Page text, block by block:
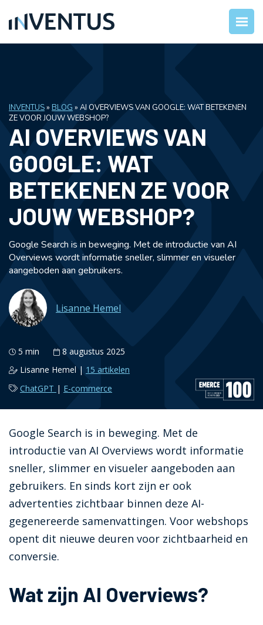
INVENTUS» BLOG » AI OVERVIEWS VAN GOOGLE: WAT BETEKENEN
ZE VOOR JOUW WEBSHOP?
AI OVERVIEWS VAN
GOOGLE: WAT
BETEKENEN ZE VOOR
JOUW WEBSHOP?
Google Search is in beweging. Met de introductie van AI
Overviews wordt informatie sneller, slimmer en visueler
aangeboden aan gebruikers.
Lisanne Hemel
5 min
8 augustus 2025
Lisanne Hemel | 15 artikelen
ChatGPT
E-commerce
Google Search is in beweging. Met de
introductie van AI Overviews wordt informatie
sneller, slimmer en visueler aangeboden aan
gebruikers. En sinds kort zijn er ook
advertenties zichtbaar binnen deze AI-
gegenereerde samenvattingen. Voor webshops
opent dit nieuwe deuren voor zichtbaarheid en
conversie.
Wat zijn AI Overviews?